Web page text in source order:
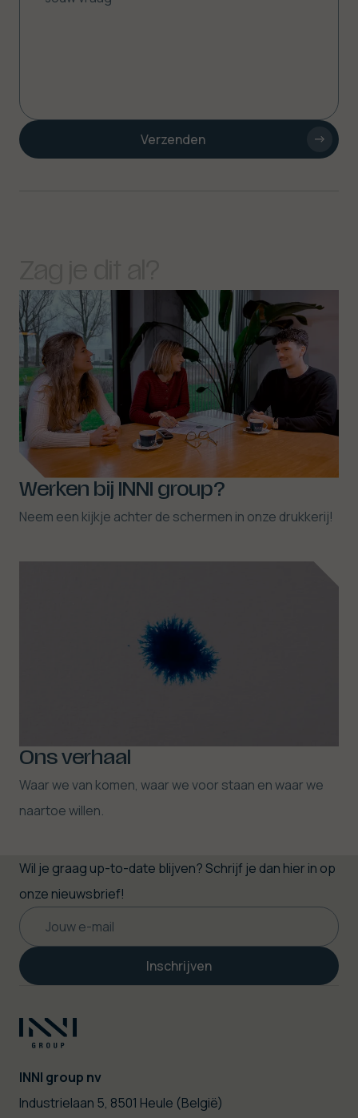
Verzenden
Werken bij INNI group?
Neem een kijkje achter de schermen in onze drukkerij!
Ons verhaal
Waar we van komen, waar we voor staan en waar we
naartoe willen.
Wil je graag up-to-date blijven? Schrijf je dan hier in op
onze nieuwsbrief!
Inschrijven
INNI group nv
|Industrielaan 5, 8501 Heule (België)